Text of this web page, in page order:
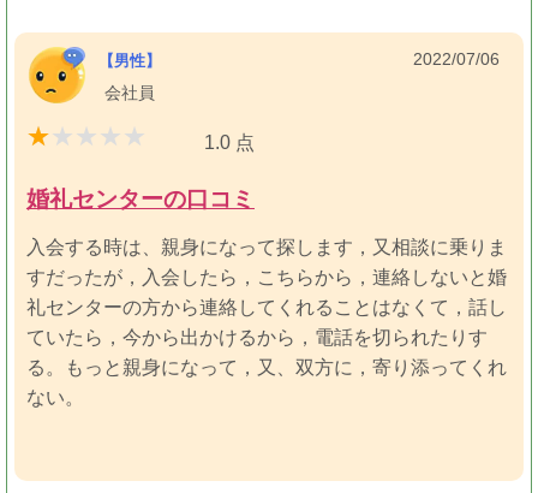
学出身で次男です。センターでは絶対紹介しない相手で
す。4歳年下なので
【男性】
会社員
2022/07/06
1.0 点
婚礼センターの口コミ
入会する時は、親身になって探します，又相談に乗りま
すだったが，入会したら，こちらから，連絡しないと婚
礼センターの方から連絡してくれることはなくて，話し
ていたら，今から出かけるから，電話を切られたりす
る。もっと親身になって，又、双方に，寄り添ってくれ
ない。